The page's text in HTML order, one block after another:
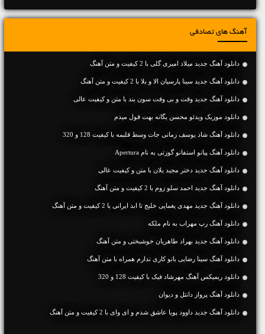
آهنگ های تصادفی
دانلود آهنگ جديد میلاد امیری گلی با 2 کیفیت و متن آهنگ
دانلود آهنگ جديد سینا پارسیان الا و بلا با 2 کیفیت و متن آهنگ
دانلود آهنگ جديد وقت و بی وقت سون بند با متن و کیفیت عالی
دانلود موزیک ویدئو محسن یگانه بهت قول میدم
دانلود آهنگ شاد یوسف زمانی جات وسط قلبمه با کیفیت 128 و 320
دانلود آهنگ پیانو استفانو گوزتی به نام Apertura
دانلود آهنگ جديد دختر مجید یلان با متن و کیفیت عالی
دانلود آهنگ جديد احمد سلو زوم با 2 کیفیت و متن آهنگ
دانلود آهنگ جديد مهدی یغمایی خلیج تا ابد ایرانی با 2 کیفیت و متن آهنگ
دانلود آهنگ رپ مهراب به نام ملکه
دانلود آهنگ جديد بهراد طاهریان خوشبختی و متن آهنگ
دانلود آهنگ سینا رضایی باتو کاری ندارم همراه با متن آهنگ
دانلود ریمیکس آهنگ مهرشاد فیک با کیفیت 128 و 320
دانلود آهنگ پرواز دانتل و دیوان
دانلود آهنگ جديد داوود پویا عاشق شدم و ای وای با 2 کیفیت و متن آهنگ